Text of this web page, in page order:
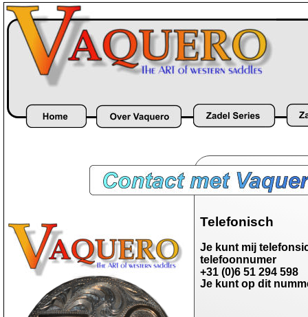
Telefonisch
Je kunt mij
telefoonnumer
+31 (0)6 51 294 598
Je kunt op dit